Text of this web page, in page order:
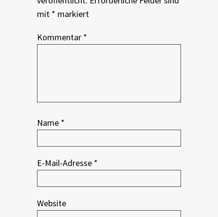
mit * markiert
Kommentar *
Name *
E-Mail-Adresse *
Website